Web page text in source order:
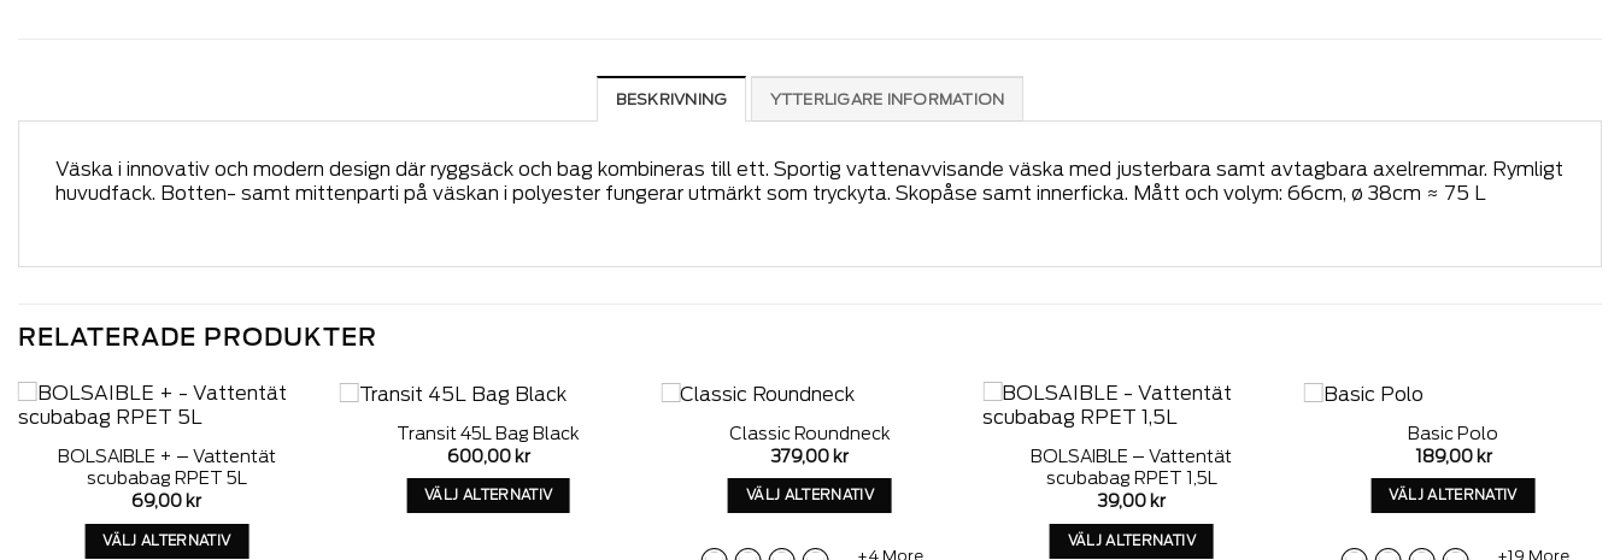
BESKRIVNING YTTERLIGARE INFORMATION
Väska i innovativ och modern design där ryggsäck och bag kombineras till ett. Sportig vattenavvisande väska med justerbara samt avtagbara axelremmar. Rymligt
huvudfack. Botten- samt mittenparti på väskan i polyester fungerar utmärkt som tryckyta. Skopåse samt innerficka. Mått och volym: 66cm, ø 38cm ≈ 75 L
RELATERADE PRODUKTER
Add to
wishlist
BOLSAIBLE + – Vattentät
scubabag RPET 5L
69,00 kr
VÄLJ ALTERNATIV
Transit 45L Bag Black
600,00 kr
VÄLJ ALTERNATIV
Classic Roundneck
379,00 kr
VÄLJ ALTERNATIV
produkt+4 More
Add to
wishlist
BOLSAIBLE – Vattentät
scubabag RPET 1,5L
39,00 kr
VÄLJ ALTERNATIV
Basic Polo
189,00 kr
VÄLJ ALTERNATIV
produkt+19 More